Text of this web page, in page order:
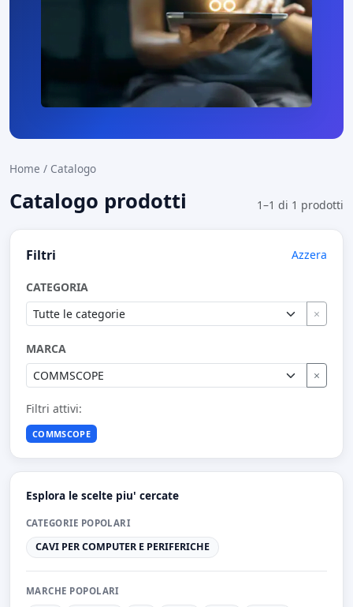
Home / Catalogo
Catalogo prodotti 1–1 di 1 prodotti
Filtri Azzera
CATEGORIA
×
MARCA
×
Filtri attivi:
COMMSCOPE
Esplora le scelte piu' cercate
CATEGORIE POPOLARI
CAVI PER COMPUTER E PERIFERICHE
MARCHE POPOLARI